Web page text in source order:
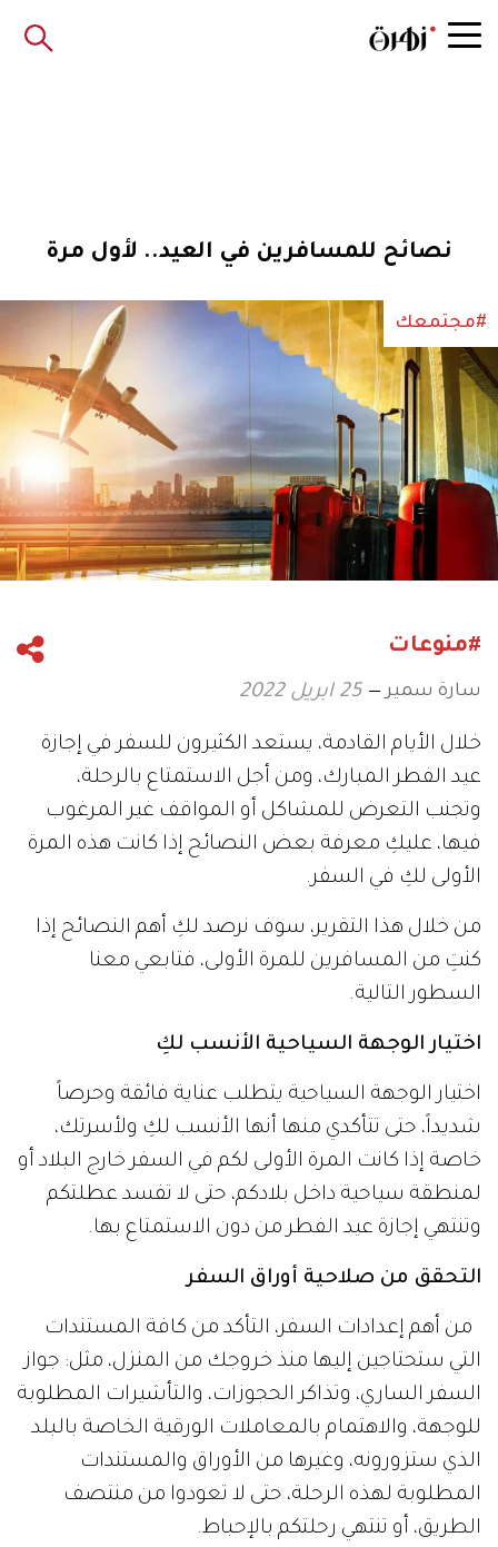
نصائح للمسافرين في العيد.. لأول مرة
#مجتمعك
#منوعات
سارة سمير 25 ابريل 2022
خلال الأيام القادمة، يستعد الكثيرون للسفر في إجازة
عيد الفطر المبارك، ومن أجل الاستمتاع بالرحلة،
وتجنب التعرض للمشاكل أو المواقف غير المرغوب
فيها، عليكِ معرفة بعض النصائح إذا كانت هذه المرة
الأولى لكِ في السفر.
من خلال هذا التقرير، سوف نرصد لكِ أهم النصائح إذا
كنتِ من المسافرين للمرة الأولى، فتابعي معنا
السطور التالية.
اختيار الوجهة السياحية الأنسب لكِ
اختيار الوجهة السياحية يتطلب عناية فائقة وحرصاً
شديداً، حتى تتأكدي منها أنها الأنسب لكِ ولأسرتك،
خاصة إذا كانت المرة الأولى لكم في السفر خارج البلاد أو
لمنطقة سياحية داخل بلادكم، حتى لا تفسد عطلتكم
وتنتهي إجازة عيد الفطر من دون الاستمتاع بها.
التحقق من صلاحية أوراق السفر
من أهم إعدادات السفر، التأكد من كافة المستندات
التي ستحتاجين إليها منذ خروجك من المنزل، مثل: جواز
السفر الساري، وتذاكر الحجوزات، والتأشيرات المطلوبة
للوجهة، والاهتمام بالمعاملات الورقية الخاصة بالبلد
الذي ستزورونه، وغيرها من الأوراق والمستندات
المطلوبة لهذه الرحلة، حتى لا تعودوا من منتصف
الطريق، أو تنتهي رحلتكم بالإحباط.